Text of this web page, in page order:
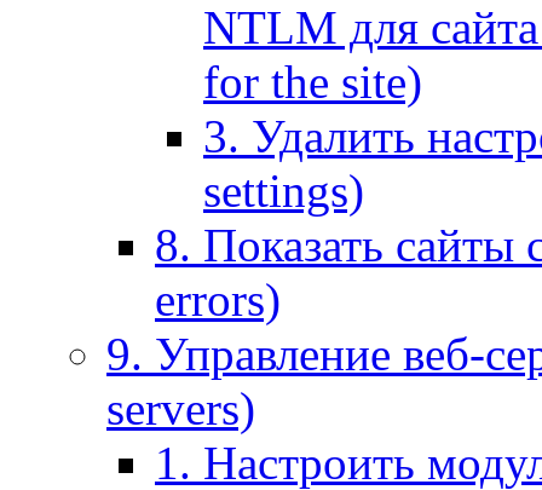
NTLM для
for the site)
3. Удалить
settings)
8. Показать
errors)
9. Управление веб-
servers)
1. Настроить